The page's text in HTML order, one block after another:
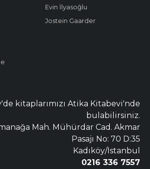
Evin İlyasoğlu
Jostein Gaarder
kitaplarımızı Atika Kitabevi'nde
bulabilirsiniz.
Mah. Mühürdar Cad. Akmar
Pasajı No: 70 D:35
Kadıköy/Istanbul
0216 336 7557